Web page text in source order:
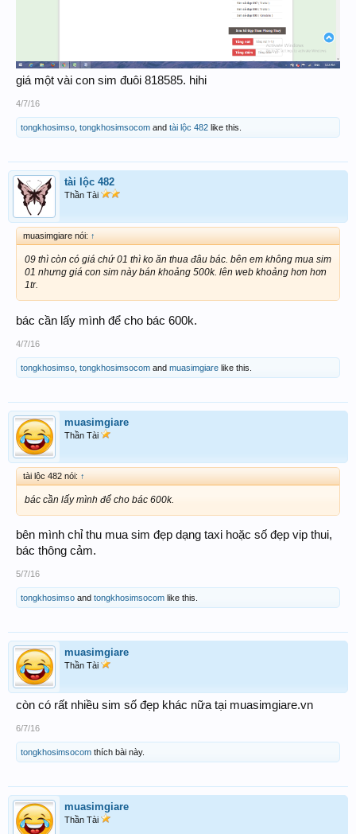
giá một vài con sim đuôi 818585. hihi
4/7/16
tongkhosimso tongkhosimsocom and tài lộc 482 like this.
tài lộc 482
Thần Tài
muasimgiare nói: ↑
09 thì còn có giá chứ 01 thì ko ăn thua đâu bác. bên em không mua sim
01 nhưng giá con sim này bán khoảng 500k. lên web khoảng hơn hơn
1tr.
bác cần lấy mình để cho bác 600k.
4/7/16
tongkhosimso tongkhosimsocom and muasimgiare like this.
muasimgiare
Thần Tài
tài lộc 482 nói: ↑
bác cần lấy mình để cho bác 600k.
bên mình chỉ thu mua sim đẹp dạng taxi hoặc số đẹp vip thui,
bác thông cảm.
5/7/16
tongkhosimso and tongkhosimsocom like this.
muasimgiare
Thần Tài
còn có rất nhiều sim số đẹp khác nữa tại muasimgiare.vn
6/7/16
tongkhosimsocom thích bài này.
muasimgiare
Thần Tài